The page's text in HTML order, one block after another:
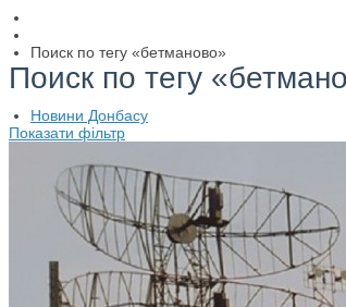
Поиск по тегу «бетманово»
Поиск по тегу
Новини Донбасу
Показати фільтр